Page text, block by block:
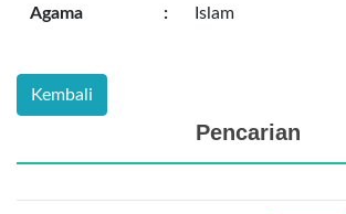
Pencarian
Agama : Islam